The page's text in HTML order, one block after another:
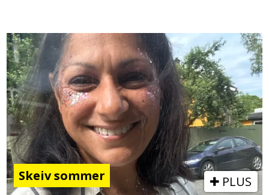
Skeiv sommer PLUS